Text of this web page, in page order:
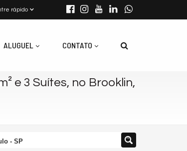
rápido
ALUGUEL CONTATO
e 3 Suítes, no Brooklin,
- SP